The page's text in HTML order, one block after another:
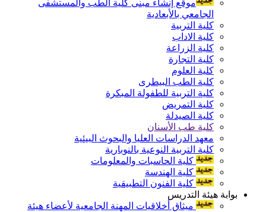
موقع إنشاء مبنى كلية الطب والمستشفى
الجامعي بالأبعادية
كلية التربية
كلية الاداب
كلية الزراعة
كلية التجارة
كلية العلوم
كلية الطب البيطرى
كلية التربية للطفولة المبكرة
كلية التمريض
كلية الصيدلة
كلية طب الأسنان
معهد الدراسات العليا والبحوث البيئية
كلية التربية النوعية بالنوبارية
كلية الحاسبات والمعلومات
كلية الهندسة
كلية الفنون التطبيقية
بوابة هيئة التدريس
ميثاق أخلاقيات المهنة الجامعية لأعضاء هيئة